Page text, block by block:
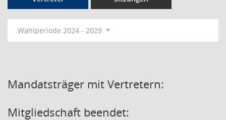
Wahlperiode 2024 - 2029
Mandatsträger mit Vertretern:
Mitgliedschaft beendet: